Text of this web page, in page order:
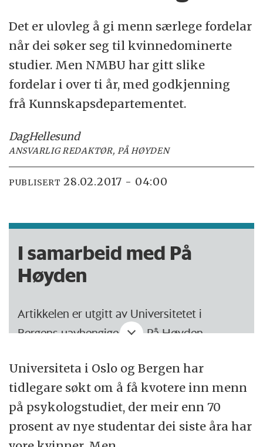
Det er ulovleg å gi menn særlege fordelar
når dei søker seg til kvinnedominerte
studier. Men NMBU har gitt slike
fordelar i over ti år, med godkjenning
frå Kunnskapsdepartementet.
DagHellesund
ANSVARLIG REDAKTØR, PÅ HØYDEN
PUBLISERT 28.02.2017 - 04:00
I samarbeid med På
Høyden
Artikkelen er utgitt av Universitetet i
Bergens uavhengige avis, På Høyden.
Universiteta i Oslo og Bergen har
tidlegare søkt om å få kvotere inn menn
på psykologstudiet, der meir enn 70
prosent av nye studentar dei siste åra har